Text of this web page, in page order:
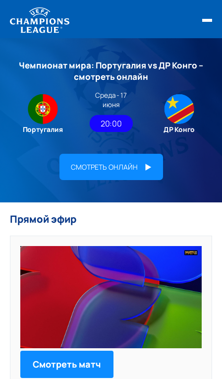
ОБЗОРЫ ЛЧ УЕФА
НОВОСТИ
РАСПИСАНИЕ
Чемпионат мира: Португалия vs ДР Конго –
смотреть онлайн
Португалия
Среда - 17
июня
20:00
ДР Конго
СМОТРЕТЬ ОНЛАЙН
Прямой эфир
Смотреть матч